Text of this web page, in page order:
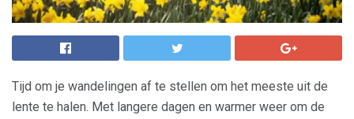
Tijd om je wandelingen af ​​te stellen om het meeste uit de
lente te halen. Met langere dagen en warmer weer om de